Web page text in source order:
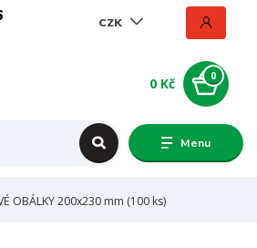
Menu
CZK
0
0 Kč
OBÁLKY 200x230 mm (100 ks)